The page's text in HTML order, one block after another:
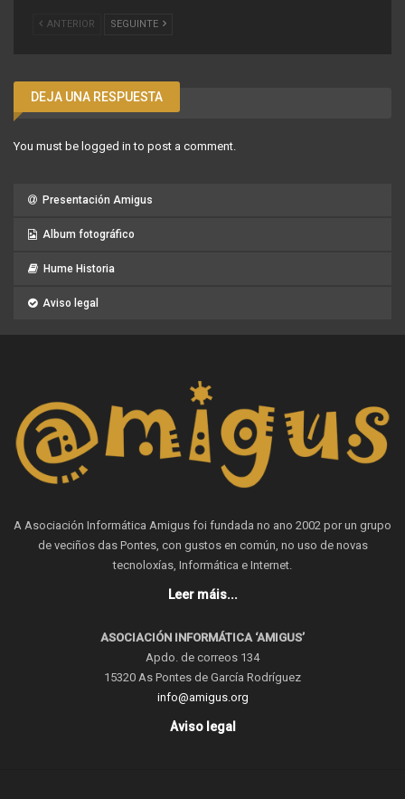
ANTERIOR SEGUINTE
DEJA UNA RESPUESTA
You must be logged in to post a comment.
Presentación Amigus
Album fotográfico
Hume Historia
Aviso legal
A Asociación Informática Amigus foi fundada no ano 2002 por un grupo
de veciños das Pontes, con gustos en común, no uso de novas
tecnoloxías, Informática e Internet.
Leer máis...
ASOCIACIÓN INFORMÁTICA ‘AMIGUS’
Apdo. de correos 134
15320 As Pontes de García Rodríguez
info@amigus.org
Aviso legal